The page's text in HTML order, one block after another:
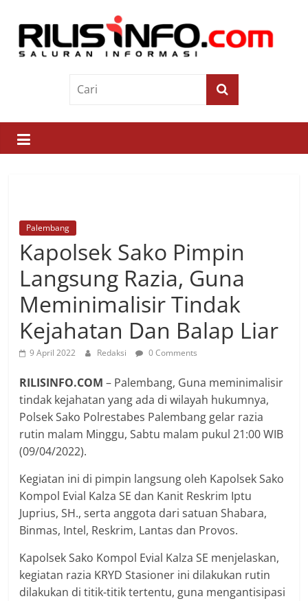
contentRilis
Saluran
Informasi
Palembang
Kapolsek Sako Pimpin
Langsung Razia, Guna
Meminimalisir Tindak
Kejahatan Dan Balap Liar
9 April 2022 Redaksi 0 Comments
RILISINFO.COM – Palembang, Guna meminimalisir
tindak kejahatan yang ada di wilayah hukumnya,
Polsek Sako Polrestabes Palembang gelar razia
rutin malam Minggu, Sabtu malam pukul 21:00 WIB
(09/04/2022).
Kegiatan ini di pimpin langsung oleh Kapolsek Sako
Kompol Evial Kalza SE dan Kanit Reskrim Iptu
Juprius, SH., serta anggota dari satuan Shabara,
Binmas, Intel, Reskrim, Lantas dan Provos.
Kapolsek Sako Kompol Evial Kalza SE menjelaskan,
kegiatan razia KRYD Stasioner ini dilakukan rutin
dilakukan di titik-titik tertentu, guna mengantisipasi